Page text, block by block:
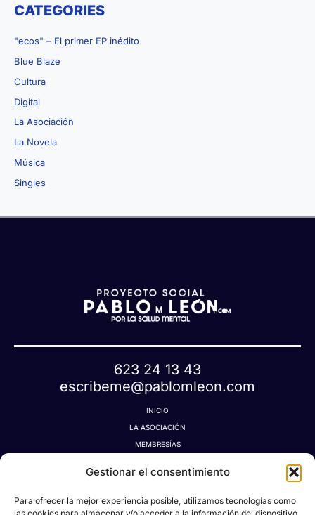
Gestionar el consentimiento
Para ofrecer la mejor experiencia posible, utilizamos tecnologías como
CATEGORIES
"ecos" – El primer EP inédito
Blue Blaze
Cultura
Digital
La Asociación
La Novela
Música
Singles
623 24 13 43
escribeme@pablomleon.com
INICIO
LA ASOCIACIÓN
MEMBRESÍAS
LATIDOGRAFÍA
CONTACTO